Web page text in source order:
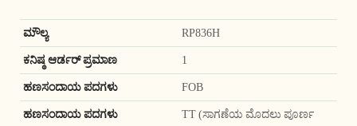
ಮೌಲ್ಯ RP836H
ಕನಿಷ್ಠ ಆರ್ಡರ್ ಪ್ರಮಾಣ 1
ಹಣಸಂದಾಯ ಪದಗಳು FOB
ಹಣಸಂದಾಯ ಪದಗಳು
TT (ಸಾಗಣೆಯ ಮೊದಲು ಪೂರ್ಣ